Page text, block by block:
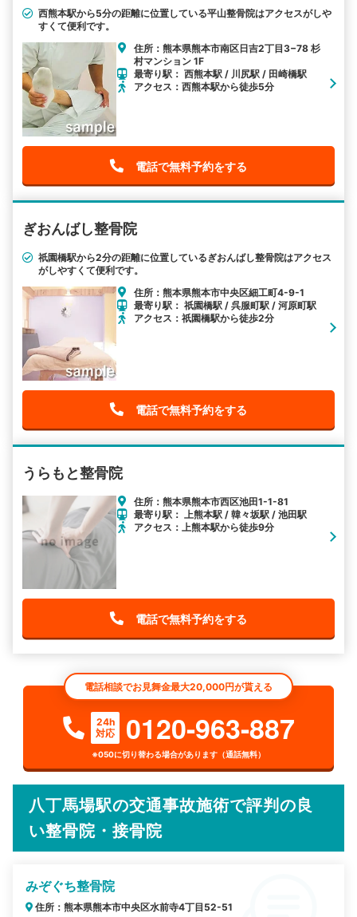
西熊本駅から5分の距離に位置している平山整骨院はアクセスがしや
すくて便利です。
住所：熊本県熊本市南区日吉2丁目3−78 杉
村マンション 1F
最寄り駅： 西熊本駅 / 川尻駅 / 田崎橋駅
アクセス：西熊本駅から徒歩5分
電話で無料予約をする
ぎおんばし整骨院
祇園橋駅から2分の距離に位置しているぎおんばし整骨院はアクセス
がしやすくて便利です。
住所：熊本県熊本市中央区細工町4-9-1
最寄り駅： 祇園橋駅 / 呉服町駅 / 河原町駅
アクセス：祇園橋駅から徒歩2分
電話で無料予約をする
うらもと整骨院
住所：熊本県熊本市西区池田1-1-81
最寄り駅： 上熊本駅 / 韓々坂駅 / 池田駅
アクセス：上熊本駅から徒歩9分
電話で無料予約をする
電話相談でお見舞金最大20,000円が貰える
24h
対応
0120-963-887
※050に切り替わる場合があります（通話無料）
八丁馬場駅の交通事故施術で評判の良
い整骨院・接骨院
みぞぐち整骨院
住所：熊本県熊本市中央区水前寺4丁目52-51